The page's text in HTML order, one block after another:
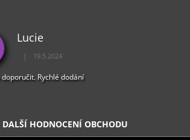
Lucie
Hodnocení obchodu je 5 z 5 hvězdiček.
| 19.5.2024
Rychlé dodání
DALŠÍ HODNOCENÍ OBCHODU